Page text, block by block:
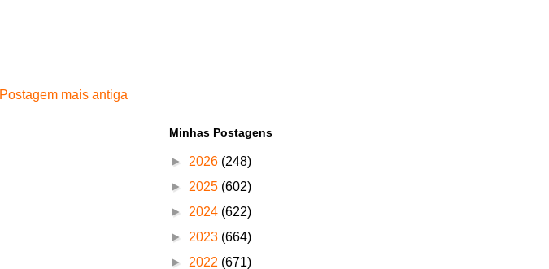
Postagem mais antiga
Minhas Postagens
► 2026 (248)
► 2025 (602)
► 2024 (622)
► 2023 (664)
► 2022 (671)